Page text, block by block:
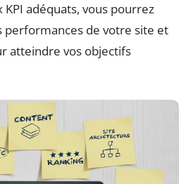
adéquats, vous pourrez
de votre site et
atteindre vos objectifs